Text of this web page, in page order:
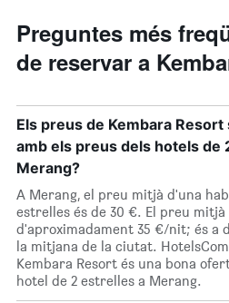
Preguntes més
de reservar a
Els preus de Kembara
amb els preus dels hotels de
Merang?
A Merang, el preu mitjà d'una
estrelles és de 30 €. El preu mitjà
d'aproximadament 35 €/nit; és a
la mitjana de la ciutat.
Kembara Resort és una bona
hotel de 2 estrelles a Merang.